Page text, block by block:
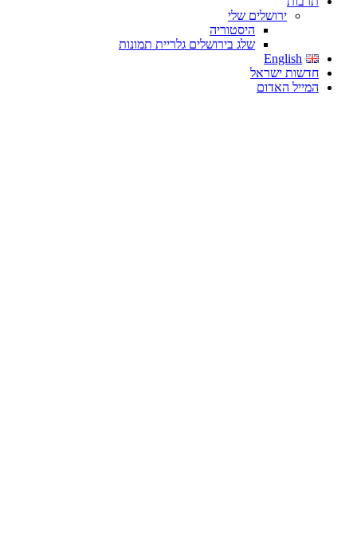
ירושלים שלי
היסטוריה
שלג בירושלים גלריית תמונות
English
חדשות ישראל
המייל האדום